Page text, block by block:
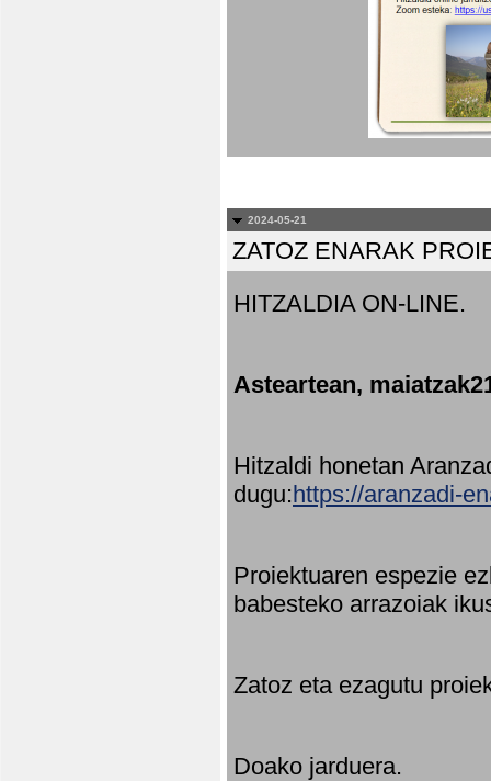
2024-05-21
ZATOZ ENARAK
HITZALDIA ON-LINE.
Asteartean,
Hitzaldi honetan
dugu:https://aranzadi-
Proiektuaren espezie
babesteko arrazoiak
Zatoz eta ezagutu
Doako jarduera.